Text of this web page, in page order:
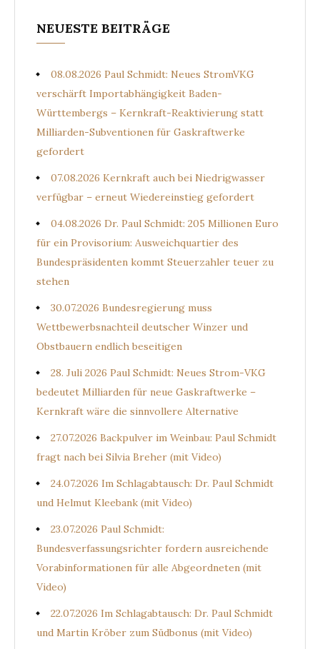
NEUESTE BEITRÄGE
08.08.2026 Paul Schmidt: Neues StromVKG
verschärft Importabhängigkeit Baden-
Württembergs – Kernkraft-Reaktivierung statt
Milliarden-Subventionen für Gaskraftwerke
gefordert
07.08.2026 Kernkraft auch bei Niedrigwasser
verfügbar – erneut Wiedereinstieg gefordert
04.08.2026 Dr. Paul Schmidt: 205 Millionen Euro
für ein Provisorium: Ausweichquartier des
Bundespräsidenten kommt Steuerzahler teuer zu
stehen
30.07.2026 Bundesregierung muss
Wettbewerbsnachteil deutscher Winzer und
Obstbauern endlich beseitigen
28. Juli 2026 Paul Schmidt: Neues Strom-VKG
bedeutet Milliarden für neue Gaskraftwerke –
Kernkraft wäre die sinnvollere Alternative
27.07.2026 Backpulver im Weinbau: Paul Schmidt
fragt nach bei Silvia Breher (mit Video)
24.07.2026 Im Schlagabtausch: Dr. Paul Schmidt
und Helmut Kleebank (mit Video)
23.07.2026 Paul Schmidt:
Bundesverfassungsrichter fordern ausreichende
Vorabinformationen für alle Abgeordneten (mit
Video)
22.07.2026 Im Schlagabtausch: Dr. Paul Schmidt
und Martin Kröber zum Südbonus (mit Video)